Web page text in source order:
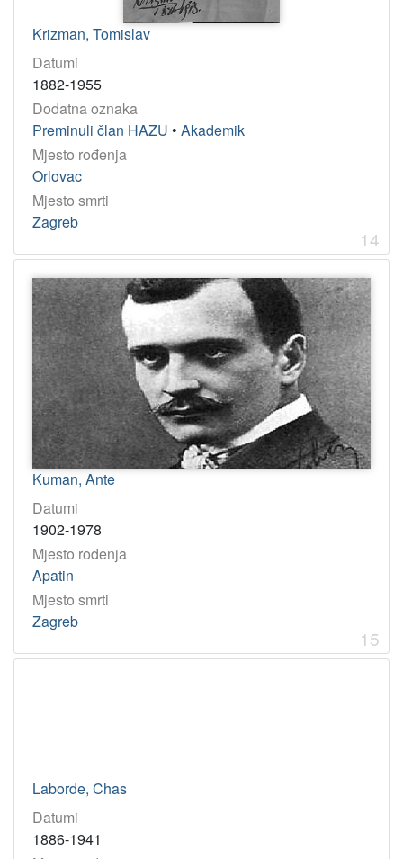
Krizman, Tomislav
Datumi
1882-1955
Dodatna oznaka
Preminuli član HAZU • Akademik
Mjesto rođenja
Orlovac
Mjesto smrti
Zagreb
14
Kuman, Ante
Datumi
1902-1978
Mjesto rođenja
Apatin
Mjesto smrti
Zagreb
15
Laborde, Chas
Datumi
1886-1941